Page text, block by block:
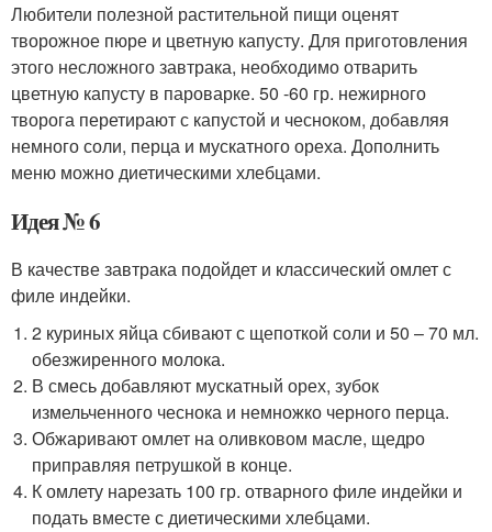
Любители полезной растительной пищи оценят
творожное пюре и цветную капусту. Для приготовления
этого несложного завтрака, необходимо отварить
цветную капусту в пароварке. 50 -60 гр. нежирного
творога перетирают с капустой и чесноком, добавляя
немного соли, перца и мускатного ореха. Дополнить
меню можно диетическими хлебцами.
Идея № 6
В качестве завтрака подойдет и классический омлет с
филе индейки.
2 куриных яйца сбивают с щепоткой соли и 50 – 70 мл.
обезжиренного молока.
В смесь добавляют мускатный орех, зубок
измельченного чеснока и немножко черного перца.
Обжаривают омлет на оливковом масле, щедро
приправляя петрушкой в конце.
К омлету нарезать 100 гр. отварного филе индейки и
подать вместе с диетическими хлебцами.